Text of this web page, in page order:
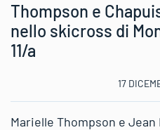
Thompson e
nello skicross di
11/a
17
Marielle Thompson e